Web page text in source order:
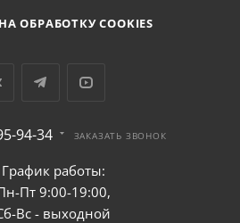
ОБРАБОТКУ COOKIES
94-34 ЗАКАЗАТЬ ЗВОНОК
График работы:
Пт 9:00-19:00,
Вс - выходной